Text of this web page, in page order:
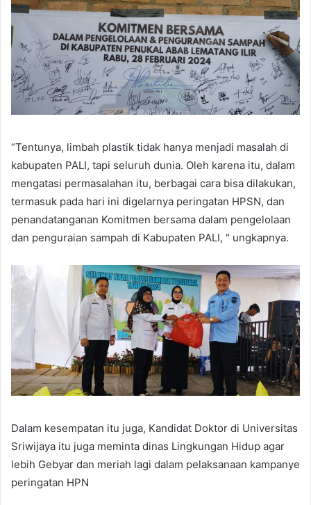
“Tentunya, limbah plastik tidak hanya menjadi masalah di
kabupaten PALI, tapi seluruh dunia. Oleh karena itu, dalam
mengatasi permasalahan itu, berbagai cara bisa dilakukan,
termasuk pada hari ini digelarnya peringatan HPSN, dan
penandatanganan Komitmen bersama dalam pengelolaan
dan penguraian sampah di Kabupaten PALI, " ungkapnya.
Dalam kesempatan itu juga, Kandidat Doktor di Universitas
Sriwijaya itu juga meminta dinas Lingkungan Hidup agar
lebih Gebyar dan meriah lagi dalam pelaksanaan kampanye
peringatan HPN